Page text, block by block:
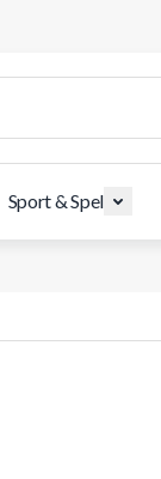
Sport & Spel